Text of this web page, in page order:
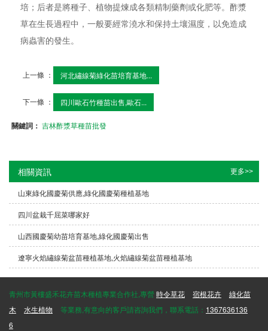
培；后者是將種子、植物提煉成各類精制藥劑或化肥等。酢漿
草在生長過程中，一般要經常澆水和保持土壤濕度，以免造成
病蟲害的發生。
上一條 ： 河北繡線菊綠化苗培育基地...
下一條 ： 四川歐石竹種苗出售,歐石...
關鍵詞：吉林酢漿草種苗批發
相關資訊 更多>>
山東綠化國慶菊供應,綠化國慶菊種植基地
四川盆栽千屈菜哪家好
山西國慶菊幼苗培育基地,綠化國慶菊出售
遼寧火焰繡線菊盆苗種植基地,火焰繡線菊盆苗種植基地
青州市黃樓盛禾花卉苗木種植專業合作社,專營時令草花 宿根花卉
綠化苗
木
水生植物 等業務,有意向的客戶請咨詢我們，聯系電話： 1367636136
6